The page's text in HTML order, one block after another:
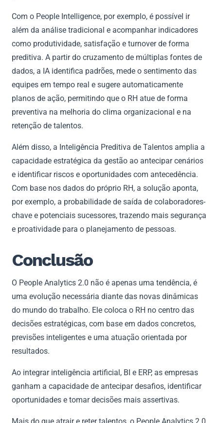
Com o People Intelligence, por exemplo, é possível ir
além da análise tradicional e acompanhar indicadores
como produtividade, satisfação e turnover de forma
preditiva. A partir do cruzamento de múltiplas fontes de
dados, a IA identifica padrões, mede o sentimento das
equipes em tempo real e sugere automaticamente
planos de ação, permitindo que o RH atue de forma
preventiva na melhoria do clima organizacional e na
retenção de talentos.
Além disso, a Inteligência Preditiva de Talentos amplia a
capacidade estratégica da gestão ao antecipar cenários
e identificar riscos e oportunidades com antecedência.
Com base nos dados do próprio RH, a solução aponta,
por exemplo, a probabilidade de saída de colaboradores-
chave e potenciais sucessores, trazendo mais segurança
e proatividade para o planejamento de pessoas.
Conclusão
O People Analytics 2.0 não é apenas uma tendência, é
uma evolução necessária diante das novas dinâmicas
do mundo do trabalho. Ele coloca o RH no centro das
decisões estratégicas, com base em dados concretos,
previsões inteligentes e uma atuação orientada por
resultados.
Ao integrar inteligência artificial, BI e ERP, as empresas
ganham a capacidade de antecipar desafios, identificar
oportunidades e tomar decisões mais assertivas.
Mais do que atrair e reter talentos, o People Analytics 2.0